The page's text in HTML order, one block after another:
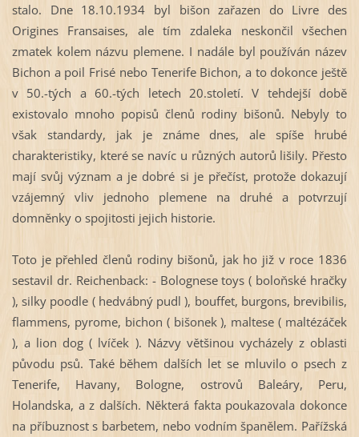
stalo. Dne 18.10.1934 byl bišon zařazen do Livre des
Origines Fransaises, ale tím zdaleka neskončil všechen
zmatek kolem názvu plemene. I nadále byl používán název
Bichon a poil Frisé nebo Tenerife Bichon, a to dokonce ještě
v 50.-tých a 60.-tých letech 20.století. V tehdejší době
existovalo mnoho popisů členů rodiny bišonů. Nebyly to
však standardy, jak je známe dnes, ale spíše hrubé
charakteristiky, které se navíc u různých autorů lišily. Přesto
mají svůj význam a je dobré si je přečíst, protože dokazují
vzájemný vliv jednoho plemene na druhé a potvrzují
domněnky o spojitosti jejich historie.
Toto je přehled členů rodiny bišonů, jak ho již v roce 1836
sestavil dr. Reichenback: -Bolognese toys ( boloňské hračky
), silky poodle ( hedvábný pudl ), bouffet, burgons, brevibilis,
flammens, pyrome, bichon ( bišonek ), maltese ( maltézáček
), a lion dog ( lvíček ). Názvy většinou vycházely z oblasti
původu psů. Také během dalších let se mluvilo o psech z
Tenerife, Havany, Bologne, ostrovů Baleáry, Peru,
Holandska, a z dalších. Některá fakta poukazovala dokonce
na příbuznost s barbetem, nebo vodním španělem. Pařížská